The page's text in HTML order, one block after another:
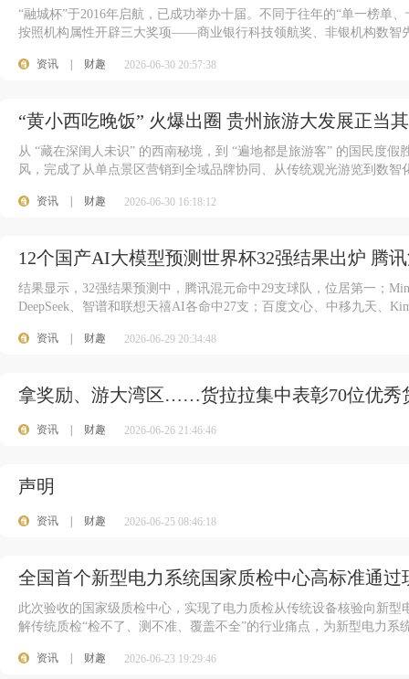
“融城杯”于2016年启航，已成功举办十届。不同于往年的“单一榜单
按照机构属性开辟三大奖项——商业银行科技领航奖、非银机构数智
资讯 财趣 2026-06-30 20:57:38
“黄小西吃晚饭” 火爆出圈 贵州旅游大发展正当
从 “藏在深闺人未识” 的西南秘境，到 “遍地都是旅游客” 的国民度
风，完成了从单点景区营销到全域品牌协同、从传统观光游览到数智
资讯 财趣 2026-06-30 16:18:12
12个国产AI大模型预测世界杯32强结果出炉 腾
结果显示，32强结果预测中，腾讯混元命中29支球队，位居第一；
DeepSeek、智谱和联想天禧AI各命中27支；百度文心、中移九天、
资讯 财趣 2026-06-29 20:34:48
拿奖励、游大湾区……货拉拉集中表彰70位优秀
资讯 财趣 2026-06-26 21:46:46
声明
资讯 财趣 2026-06-25 08:46:18
全国首个新型电力系统国家质检中心高标准通过
此次验收的国家级质检中心，实现了电力质检从传统设备核验向新
解传统质检“检不了、测不准、覆盖不全”的行业痛点，为新型电力
资讯 财趣 2026-06-23 19:29:46